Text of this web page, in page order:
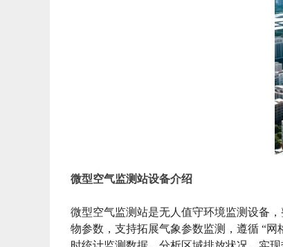
微型空气监测站设备介绍
微型空气监测站是无人值守环境监测设备
物参数，支持拓展气象参数监测，遵循 “